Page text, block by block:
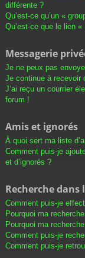
différente ?
Qu’est-ce qu’un «
Qu’est-ce que le lien «
Messagerie
Je ne peux pas
Je continue à recevoir
J’ai reçu un courrier
forum !
Amis et ignorés
À quoi sert ma liste
Comment puis-je
et d’ignorés ?
Recherche dans
Comment puis-je
Pourquoi ma
Pourquoi ma
Comment puis-je
Comment puis-je